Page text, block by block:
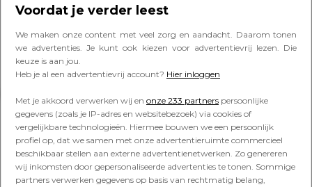
Voordat je verder leest
We maken onze content met veel zorg en aandacht. Daarom tonen
we advertenties. Je kunt ook kiezen voor advertentievrij lezen. Die
keuze is aan jou.
Heb je al een advertentievrij account? Hier inloggen
Met je akkoord verwerken wij en onze 233 partners persoonlijke
gegevens (zoals je IP-adres en websitebezoek) via cookies of
vergelijkbare technologieën. Hiermee bouwen we een persoonlijk
profiel op, dat we samen met onze advertentieruimte commercieel
beschikbaar stellen aan externe advertentienetwerken. Zo genereren
wij inkomsten door gepersonaliseerde advertenties te tonen. Sommige
partners verwerken gegevens op basis van rechtmatig belang,
ouders zouden moeten zien:
‘Tranen in m’n ogen’